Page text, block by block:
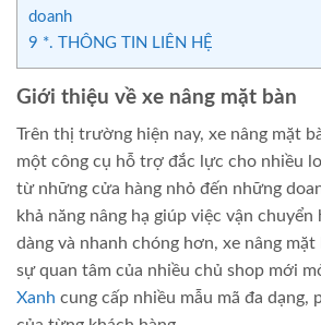
doanh
9 *. THÔNG TIN LIÊN HỆ
Giới thiệu về xe nâng mặt bàn
Trên thị trường hiện nay, xe nâng mặt
một công cụ hỗ trợ đắc lực cho nhiều
từ những cửa hàng nhỏ đến những
khả năng nâng hạ giúp việc vận
dàng và nhanh chóng hơn, xe nâng
sự quan tâm của nhiều chủ shop mới
Xanh cung cấp nhiều mẫu mã đa dạng,